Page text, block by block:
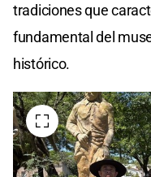
tradiciones que
fundamental del
histórico.